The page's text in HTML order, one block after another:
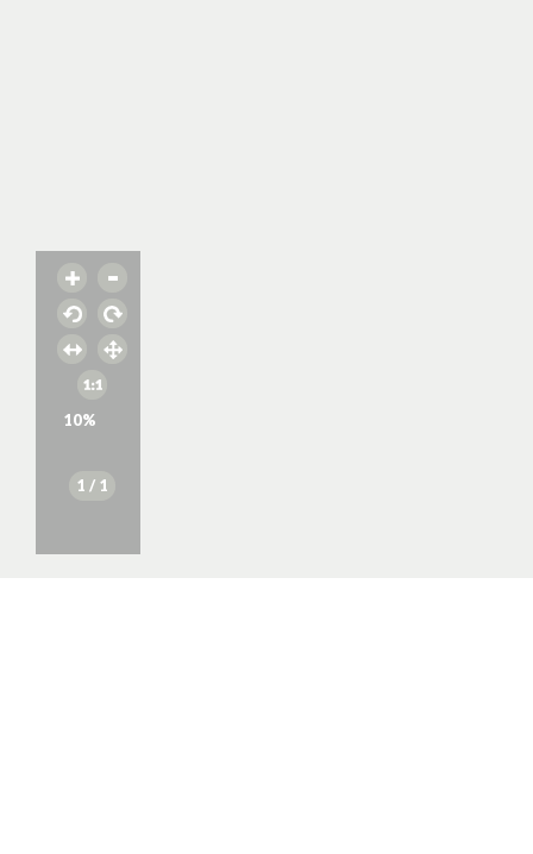
10%
1 / 1